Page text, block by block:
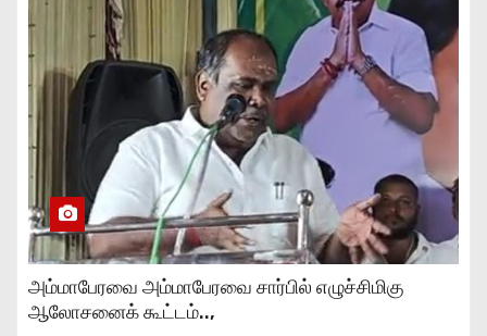
அம்மாபேரவை அம்மாபேரவை சார்பில் எழுச்சிமிகு
ஆலோசனைக் கூட்டம்..,